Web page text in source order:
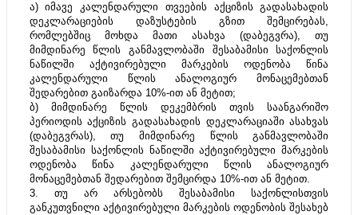
ა) იმავე კალენდარული თვეების აქციზის გადასახადის
დეკლარაციების დაზუსტების გზით შემცირებას,
რომლებშიც მოხდა მათი ასახვა (დაბეგვრა), თუ
მიმდინარე წლის განმავლობაში შესაბამისი საქონლის
ნაწილში აქტივირებული მარკების ოდენობა წინა
კალენდარული წლის ანალოგიურ მონაცემებთან
შედარებით გაიზარდა 10%-ით ან მეტით;
ბ) მიმდინარე წლის დეკემბრის თვის საანგარიშო
პერიოდის აქციზის გადასახადის დეკლარაციაში ასახვას
(დაბეგვრას), თუ მიმდინარე წლის განმავლობაში
შესაბამისი საქონლის ნაწილში აქტივირებული მარკების
ოდენობა წინა კალენდარული წლის ანალოგიურ
მონაცემებთან შედარებით შემცირდა 10%-ით ან მეტით.
3. თუ არ არსებობს შესაბამისი საქონლისთვის
განკუთვნილი აქტივირებული მარკების ოდენობის შესახებ